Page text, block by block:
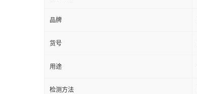
品牌
货号
用途
检测方法